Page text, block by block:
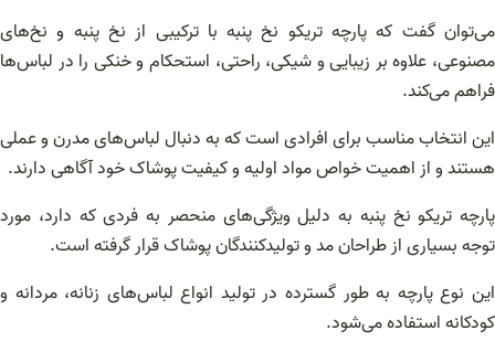
می‌توان گفت که پارچه تریکو نخ پنبه با ترکیبی از نخ پنبه و نخ‌های
مصنوعی، علاوه بر زیبایی و شیکی، راحتی، استحکام و خنکی را در لباس‌ها
فراهم می‌کند.
این انتخاب مناسب برای افرادی است که به دنبال لباس‌های مدرن و عملی
هستند و از اهمیت خواص مواد اولیه و کیفیت پوشاک خود آگاهی دارند.
پارچه تریکو نخ پنبه به دلیل ویژگی‌های منحصر به فردی که دارد، مورد
توجه بسیاری از طراحان مد و تولیدکنندگان پوشاک قرار گرفته است.
این نوع پارچه به طور گسترده در تولید انواع لباس‌های زنانه، مردانه و
کودکانه استفاده می‌شود.